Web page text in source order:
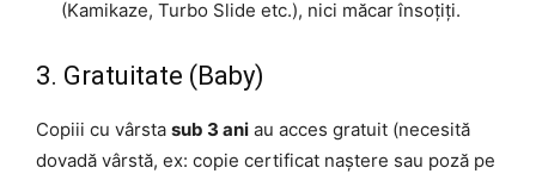
(Kamikaze, Turbo Slide etc.), nici măcar însoțiți.
3. Gratuitate (Baby)
Copiii cu vârsta sub 3 ani au acces gratuit (necesită
dovadă vârstă, ex: copie certificat naștere sau poză pe